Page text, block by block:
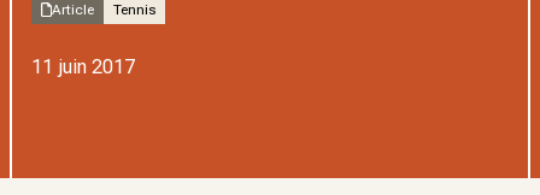
Article Tennis
11 juin 2017